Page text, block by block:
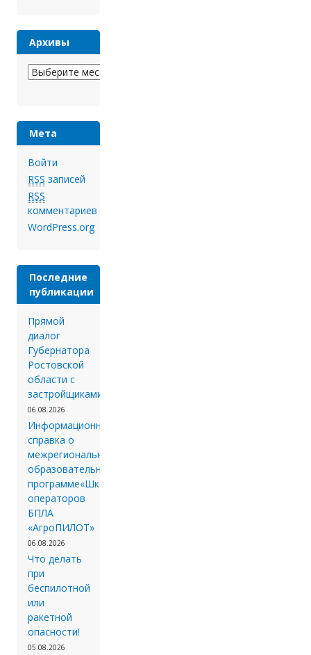
Архивы
Архивы
Мета
Войти
RSS записей
RSS
комментариев
WordPress.org
Последние
публикации
Прямой
диалог
Губернатора
Ростовской
области с
застройщиками.
06.08.2026
Информационная
справка о
межрегиональной
образовательной
программе«Школа
операторов
БПЛА
«АгроПИЛОТ»
06.08.2026
Что делать
при
беспилотной
или
ракетной
опасности!
05.08.2026